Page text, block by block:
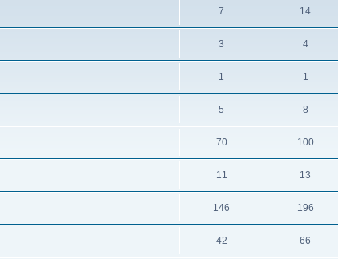
7 14
3 4
1 1
5 8
70 100
11 13
146 196
42 66